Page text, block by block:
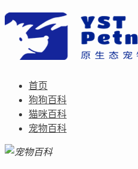
首页
狗狗百科
猫咪百科
宠物百科